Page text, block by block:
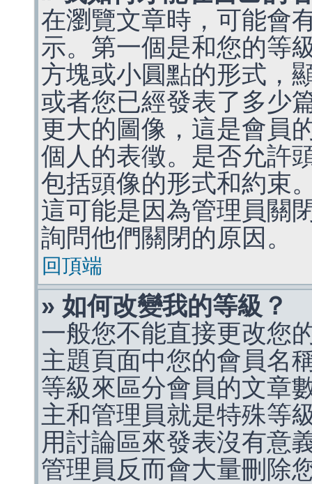
在瀏覽文章時，可能會
示。第一個是和您的等
方塊或小圓點的形式，
或者您已經發表了多少
更大的圖像，這是會員
個人的表徵。是否允許
包括頭像的形式和約束
這可能是因為管理員關
詢問他們關閉的原因。
回頂端
» 如何改變我的等級？
一般您不能直接更改您
主題頁面中您的會員名
等級來區分會員的文章
主和管理員就是特殊等
用討論區來發表沒有意
管理員反而會大量刪除